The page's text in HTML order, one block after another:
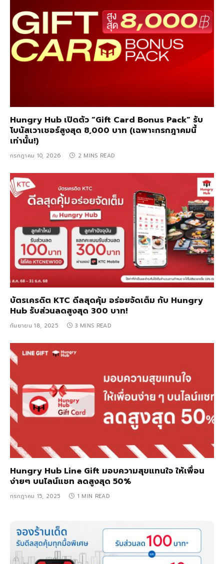
Hungry Hub เปิดตัว “Gift Card Bonus Pack” รับ
โบนัสเวาเชอร์สูงสุด 8,000 บาท (เฉพาะกรกฎาคมนี้
เท่านั้น!)
กรกฎาคม 10, 2026 2 MINS READ
บัตรเครดิต KTC ดีลสุดคุ้ม อร่อยจัดเต็ม กับ Hungry
Hub รับส่วนลดสูงสุด 300 บาท!
กันยายน 18, 2025 3 MINS READ
Hungry Hub Line Gift มอบความสุขแทนใจ ให้เพื่อน
ง่ายๆ บนไลน์แชท ลดสูงสุด 50%
กรกฎาคม 15, 2025 1 MIN READ